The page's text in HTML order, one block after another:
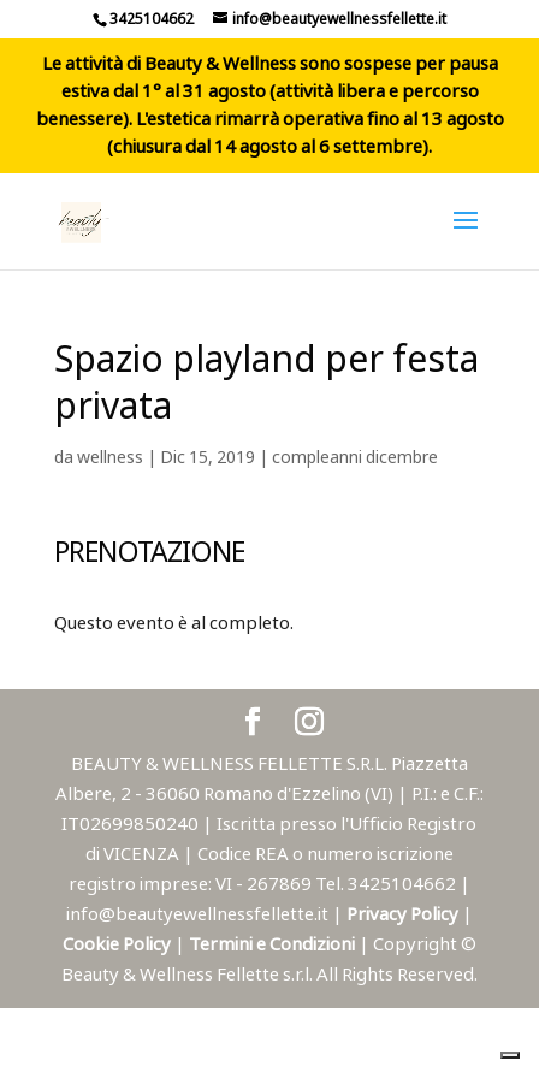
3425104662 info@beautyewellnessfellette.it
Le attività di Beauty & Wellness sono sospese per pausa
estiva dal 1° al 31 agosto (attività libera e percorso
benessere). L'estetica rimarrà operativa fino al 13 agosto
(chiusura dal 14 agosto al 6 settembre).
Spazio playland per festa
privata
dawellness | Dic 15, 2019 | compleanni dicembre
PRENOTAZIONE
Questo evento è al completo.
BEAUTY & WELLNESS FELLETTE S.R.L. Piazzetta
Albere, 2 - 36060 Romano d'Ezzelino (VI) | P.I.: e C.F.:
IT02699850240 | Iscritta presso l'Ufficio Registro
di VICENZA | Codice REA o numero iscrizione
registro imprese: VI - 267869 Tel. 3425104662 |
info@beautyewellnessfellette.it | Privacy Policy |
Cookie Policy | Termini e Condizioni | Copyright ©
Beauty & Wellness Fellette s.r.l. All Rights Reserved.